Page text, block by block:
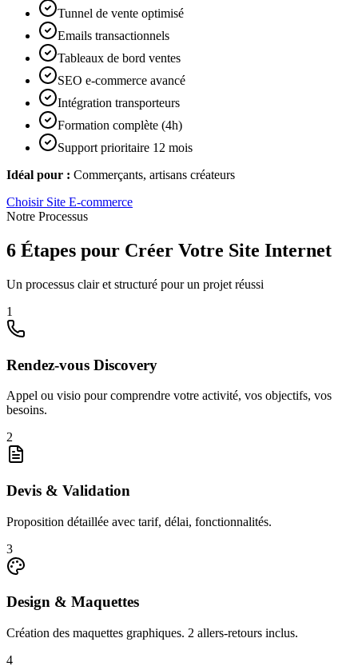
Tunnel de vente optimisé
Emails transactionnels
Tableaux de bord ventes
SEO e-commerce avancé
Intégration transporteurs
Formation complète (4h)
Support prioritaire 12 mois
Idéal pour : Commerçants, artisans créateurs
Choisir Site E-commerce
Notre Processus
6 Étapes pour Créer Votre Site Internet
Un processus clair et structuré pour un projet réussi
1
Rendez-vous Discovery
Appel ou visio pour comprendre votre activité, vos objectifs, vos
besoins.
2
Devis & Validation
Proposition détaillée avec tarif, délai, fonctionnalités.
3
Design & Maquettes
Création des maquettes graphiques. 2 allers-retours inclus.
4